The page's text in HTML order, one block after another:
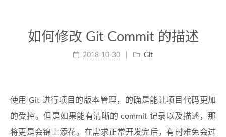
如何修改 Git Commit 的描述
2018-10-30 Git
使用 Git 进行项目的版本管理，的确是能让项目代码更加
的受控。但是如果能有清晰的 commit 记录以及描述，那
将更是会锦上添花。在需求正常开发完后，有时难免会过